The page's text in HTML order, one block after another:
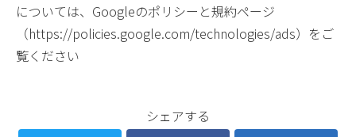
については、Googleのポリシーと規約ページ
（https://policies.google.com/technologies/ads）をご
覧ください
シェアする